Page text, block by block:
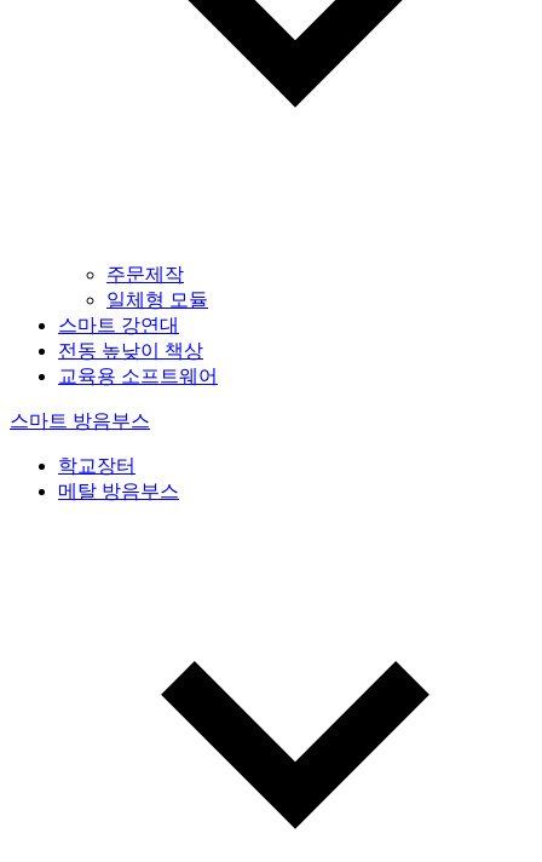
주문제작
일체형 모듈
스마트 강연대
전동 높낮이 책상
교육용 소프트웨어
스마트 방음부스
학교장터
메탈 방음부스